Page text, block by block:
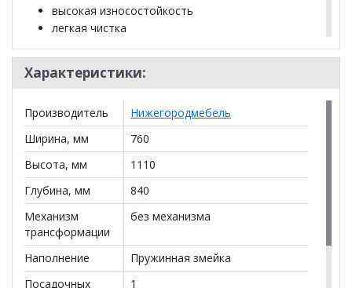
высокая износостойкость
легкая чистка
средневыраженный «пальчиковый эффект»
Габариты
(Д x Г х В, мм):
760 x 840 x 1110
высота посадки (мм): 470
глубина сиденья (мм): 460
высота спинки (мм): 665
высота подлокотника от сиденья (мм): 170
Характеристики:
Производитель
Нижегородмебель
Ширина, мм
760
Высота, мм
1110
Глубина, мм
840
Механизм
трансформации
без механизма
Наполнение
Пружинная змейка
Посадочных
1